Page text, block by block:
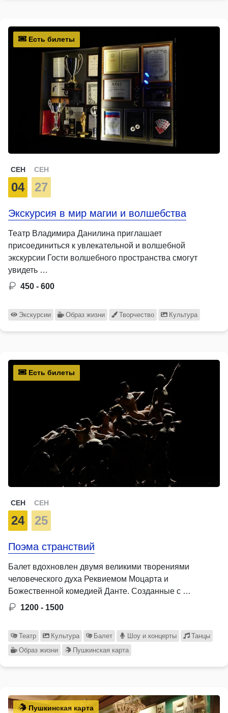
Есть билеты
СЕН
04
СЕН
27
Экскурсия в мир магии и волшебства
Театр Владимира Данилина приглашает
присоединиться к увлекательной и волшебной
экскурсии Гости волшебного пространства смогут
увидеть …
450 - 600
Экскурсии Образ жизни Творчество Культура
Есть билеты
СЕН
24
СЕН
25
Поэма странствий
Балет вдохновлен двумя великими творениями
человеческого духа Реквиемом Моцарта и
Божественной комедией Данте. Созданные с …
1200 - 1500
Театр Культура Балет Шоу и концерты
Танцы
Образ жизни
Пушкинская карта
Пушкинская карта